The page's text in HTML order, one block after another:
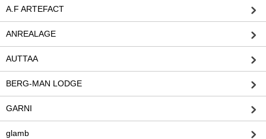
A.F ARTEFACT
ANREALAGE
AUTTAA
BERG-MAN LODGE
GARNI
glamb